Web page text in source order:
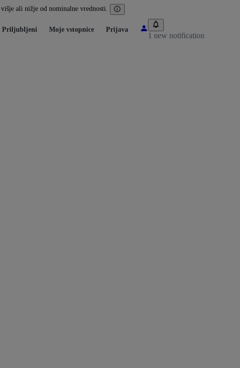
ali nižje od nominalne vrednosti.
Priljubljeni Moje vstopnice Prijava
1 new notification